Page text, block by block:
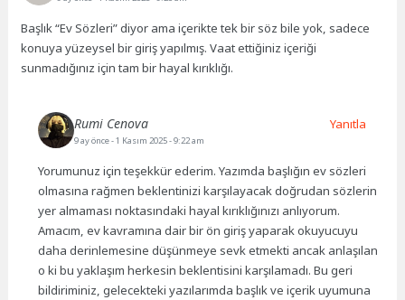
Başlık “Ev Sözleri” diyor ama içerikte tek bir söz bile yok, sadece
konuya yüzeysel bir giriş yapılmış. Vaat ettiğiniz içeriği
sunmadığınız için tam bir hayal kırıklığı.
Rumi Cenova
9 ay önce- 1 Kasım 2025 - 9:22 am
Yorumunuz için teşekkür ederim. Yazımda başlığın ev sözleri
olmasına rağmen beklentinizi karşılayacak doğrudan sözlerin
yer almaması noktasındaki hayal kırıklığınızı anlıyorum.
Amacım, ev kavramına dair bir ön giriş yaparak okuyucuyu
daha derinlemesine düşünmeye sevk etmekti ancak anlaşılan
o ki bu yaklaşım herkesin beklentisini karşılamadı. Bu geri
bildiriminiz, gelecekteki yazılarımda başlık ve içerik uyumuna
Yanıtla